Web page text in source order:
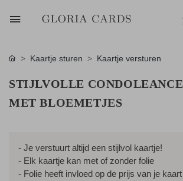
Kaartje sturen Kaartje versturen
STIJLVOLLE
MET BLOEMETJES
- Je verstuurt altijd een stijlvol kaartje!
- Elk kaartje kan met of zonder folie
- Folie heeft invloed op de prijs van je kaart